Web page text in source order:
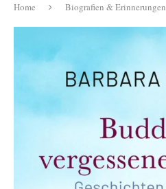
Home Biografien & Erinnerungen